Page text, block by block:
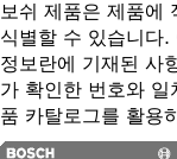
보쉬 제품은 제품에
식별할 수 있습니다
정보란에 기재된 사
가 확인한 번호와
품 카탈로그를 활용